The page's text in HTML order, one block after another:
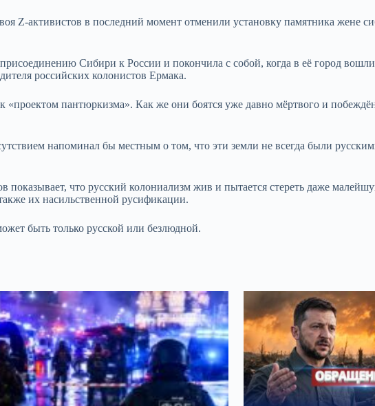
Z-активистов в последний момент отменили установку памятника жене
Сибири к России и покончила с собой, когда в её город
российских колонистов Ермака.
пантюркизма». Как же они боятся уже давно мёртвого и
напоминал бы местным о том, что эти земли не всегда были
показывает, что русский колониализм жив и пытается стереть даже
их насильственной русификации.
быть только русской или безлюдной.